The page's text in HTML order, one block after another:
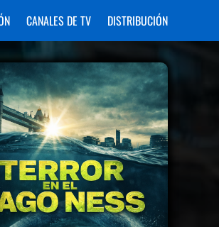
CANALES DE TV DISTRIBUCIÓN